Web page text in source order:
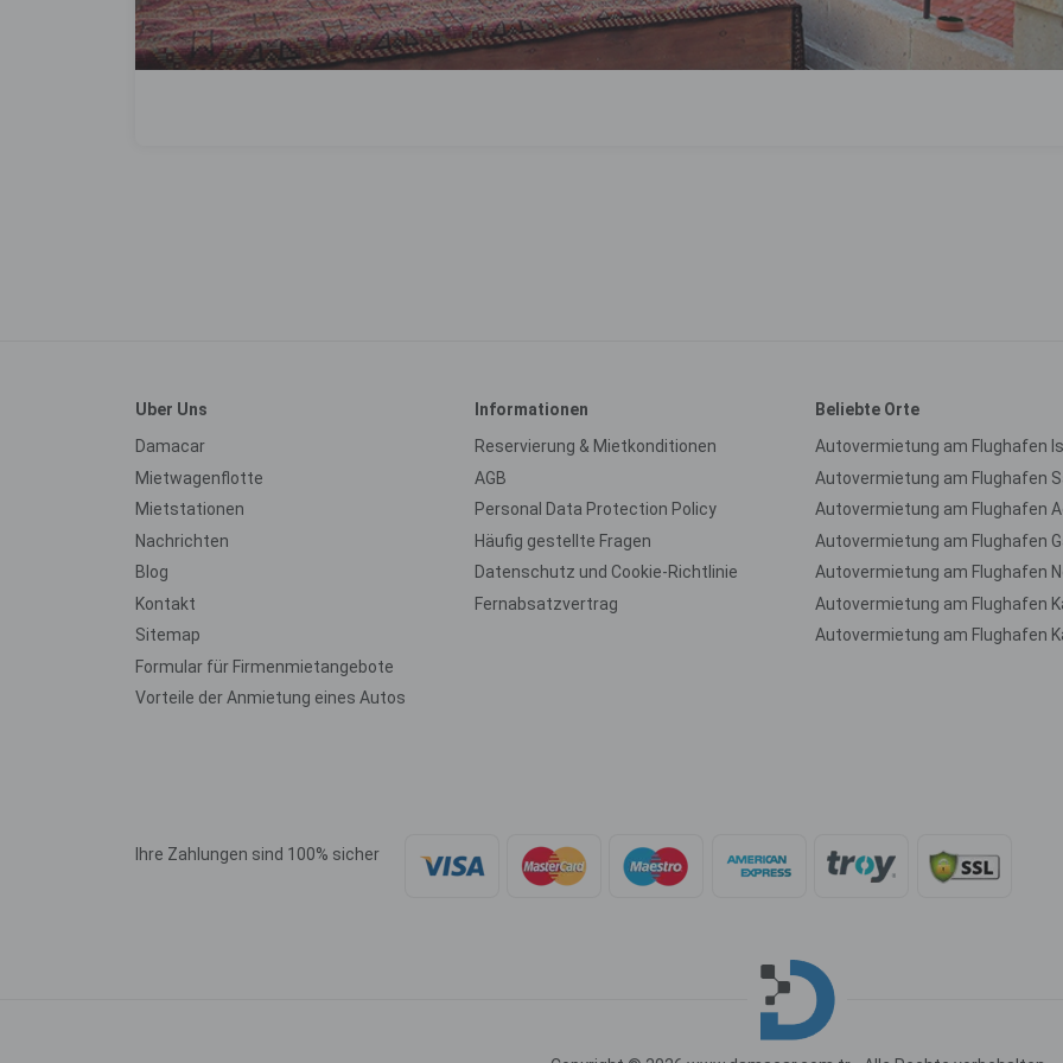
Uber Uns
Damacar
Mietwagenflotte
Mietstationen
Nachrichten
Blog
Kontakt
Sitemap
Formular für Firmenmietangebote
Vorteile der Anmietung eines Autos
Informationen
Reservierung & Mietkonditionen
AGB
Personal Data Protection Policy
Häufig gestellte Fragen
Datenschutz und Cookie-Richtlinie
Fernabsatzvertrag
Beliebte Orte
Autovermietung am Flughafen
Autovermietung am Flughafen
Autovermietung am Flughafen
Autovermietung am Flughafen
Ihre Zahlungen sind 100% sicher